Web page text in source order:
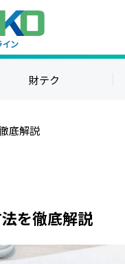
財テク
底解説
を徹底解説